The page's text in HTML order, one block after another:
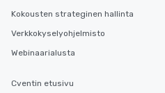
Kokousten strateginen hallinta
Verkkokyselyohjelmisto
Webinaarialusta
Cventin etusivu